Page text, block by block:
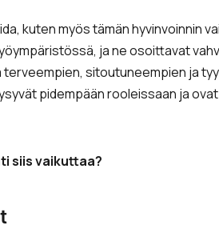
kuten myös tämän hyvinvoinnin
ja ne osoittavat
sitoutuneempien ja
pidempään rooleissaan ja
siis vaikuttaa?